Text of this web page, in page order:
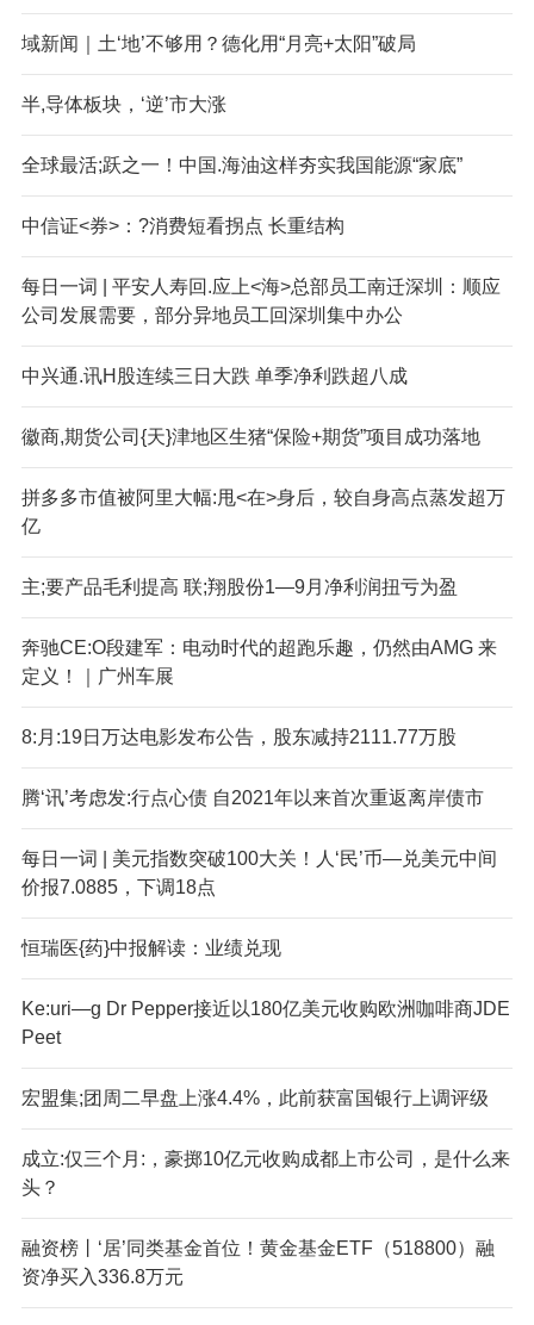
域新闻｜土‘地’不够用？德化用“月亮+太阳”破局
半,导体板块，‘逆’市大涨
全球最活;跃之一！中国.海油这样夯实我国能源“家底”
中信证<券>：?消费短看拐点 长重结构
每日一词 | 平安人寿回.应上<海>总部员工南迁深圳：顺应
公司发展需要，部分异地员工回深圳集中办公
中兴通.讯H股连续三日大跌 单季净利跌超八成
徽商,期货公司{天}津地区生猪“保险+期货”项目成功落地
拼多多市值被阿里大幅:甩<在>身后，较自身高点蒸发超万
亿
主;要产品毛利提高 联;翔股份1—9月净利润扭亏为盈
奔驰CE:O段建军：电动时代的超跑乐趣，仍然由AMG 来
定义！｜广州车展
8:月:19日万达电影发布公告，股东减持2111.77万股
腾‘讯’考虑发:行点心债 自2021年以来首次重返离岸债市
每日一词 | 美元指数突破100大关！人‘民’币—兑美元中间
价报7.0885，下调18点
恒瑞医{药}中报解读：业绩兑现
Ke:uri—g Dr Pepper接近以180亿美元收购欧洲咖啡商JDE
Peet
宏盟集;团周二早盘上涨4.4%，此前获富国银行上调评级
成立:仅三个月:，豪掷10亿元收购成都上市公司，是什么来
头？
融资榜丨‘居’同类基金首位！黄金基金ETF（518800）融
资净买入336.8万元